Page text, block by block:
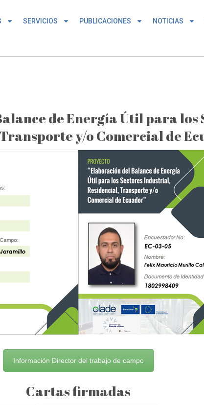
SERVICIOS PUBLICACIONES NOTICIAS
de Energía Útil para
y/o Comercial de
Información Director del trabajo de campo
Cartas firmadas